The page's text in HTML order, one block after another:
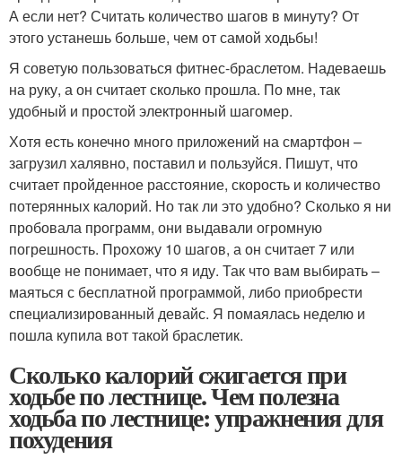
А если нет? Считать количество шагов в минуту? От
этого устанешь больше, чем от самой ходьбы!
Я советую пользоваться фитнес-браслетом. Надеваешь
на руку, а он считает сколько прошла. По мне, так
удобный и простой электронный шагомер.
Хотя есть конечно много приложений на смартфон –
загрузил халявно, поставил и пользуйся. Пишут, что
считает пройденное расстояние, скорость и количество
потерянных калорий. Но так ли это удобно? Сколько я ни
пробовала программ, они выдавали огромную
погрешность. Прохожу 10 шагов, а он считает 7 или
вообще не понимает, что я иду. Так что вам выбирать –
маяться с бесплатной программой, либо приобрести
специализированный девайс. Я помаялась неделю и
пошла купила вот такой браслетик.
Сколько калорий сжигается при
ходьбе по лестнице. Чем полезна
ходьба по лестнице: упражнения для
похудения